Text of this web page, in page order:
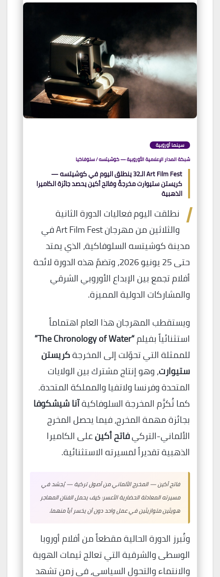
سينما أوروبية
شبكة المدار الإعلامية الأوروبية — كوشيتسه / سلوفاكيا
Art Film Fest الـ32 ينطلق اليوم في كوشيتسه —
كريستن ستيوارت مخرجةً وفاتح أكين يحصد جائزة الكاميرا
الذهبية
ا نطلقت اليوم فعاليات الدورة الثانية
والثلاثين من مهرجان Art Film Fest في
مدينة كوشيتسه السلوفاكية، الذي يمتد
حتى 25 يونيو 2026، وتضمّ هذه الدورة لائحة
أفلام تجمع بين الإبداع الأوروبي الشرقي
والمشاركات الدولية المميزة.
ويستقطب المهرجان هذا العام اهتماماً
استثنائياً بفيلم“The Chronology of Water”
للممثلة التي تحوّلت إلى المخرجةكريستن
ستيوارت، وهو إنتاج مشترك بين الولايات
المتحدة وفرنسا ولاتفيا والمملكة المتحدة.
كما تُكرَّم المخرجة السلوفاكيةآنا شيشكوفا
بجائزة مهمة المخرج، فيما يحصل المخرج
الألماني-التركيفاتح أكينعلى الكاميرا
الذهبية تقديراً لمسيرته الاستثنائية.
فاتح أكين — المخرج الألماني من أصول تركية — يُجسّد في
مسيرته المعادلة الحضارية الأعسر: كيف يحمل الفنان المهاجر
هويتَين متوازيتَين في عمل واحد دون أن يخسر أياً منهما.
وتُبرز الدورة الحالية مقطعاً من أفلام أوروبا
الوسطى والشرقية التي تعالج ثيمات الهوية
والانتماء والتحول السياسي، في زمن تشهد